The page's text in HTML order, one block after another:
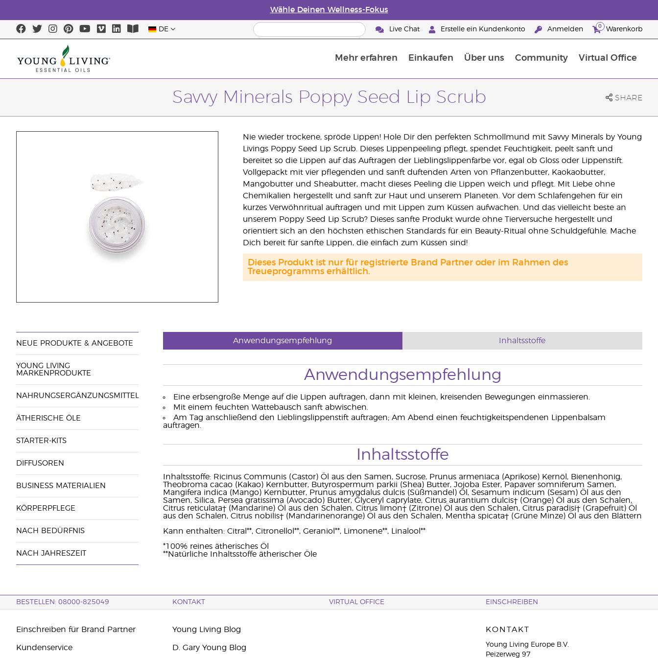
Wähle Deinen Wellness-Fokus
DE Live Chat Erstelle ein Kundenkonto Anmelden 0 Warenkorb
Mehr erfahren Einkaufen Über uns Community Virtual Office
Savvy Minerals Poppy Seed Lip Scrub SHARE
Nie wieder trockene, spröde Lippen! Hole Dir den perfekten Schmollmund mit Savvy Minerals by Young
Livings Poppy Seed Lip Scrub. Dieses Lippenpeeling pflegt, spendet Feuchtigkeit, peelt sanft und
bereitet so die Lippen auf das Auftragen der Lieblingslippenfarbe vor, egal ob Gloss oder Lippenstift.
Vollgepackt mit vier pflegenden und sanft duftenden Arten von Pflanzenbutter, Kaokaobutter,
Mangobutter und Sheabutter, macht dieses Peeling die Lippen weich und pflegt. Mit Liebe ohne
Chemikalien hergestellt und sanft zur Haut und unserem Planeten. Vor dem Schlafengehen für ein
kurzes Verwöhnritual auftragen und mit Lippen zum Küssen aufwachen. Und das vielleicht beste an
unserem Poppy Seed Lip Scrub? Dieses sanfte Produkt wurde ohne Tierversuche hergestellt und
orientiert sich an den höchsten ethischen Standards für ein Beauty-Ritual ohne Schuldgefühle. Mache
Dich bereit für sanfte Lippen, die einfach zum Küssen sind!
Dieses Produkt ist nur für registrierte Brand Partner oder im Rahmen des
Treueprogramms erhältlich.
NEUE PRODUKTE & ANGEBOTE
YOUNG LIVING
MARKENPRODUKTE
NAHRUNGSERGÄNZUNGSMITTEL
ÄTHERISCHE ÖLE
STARTER-KITS
DIFFUSOREN
BUSINESS MATERIALIEN
KÖRPERPFLEGE
NACH BEDÜRFNIS
NACH JAHRESZEIT
Anwendungsempfehlung Inhaltsstoffe
Anwendungsempfehlung
Eine erbsengroße Menge auf die Lippen auftragen, dann mit kleinen, kreisenden Bewegungen einmassieren.
Mit einem feuchten Wattebausch sanft abwischen.
Am Tag anschließend den Lieblingslippenstift auftragen; Am Abend einen feuchtigkeitspendenen Lippenbalsam
auftragen.
Inhaltsstoffe
Inhaltsstoffe: Ricinus Communis (Castor) Öl aus den Samen, Sucrose, Prunus armeniaca (Aprikose) Kernöl, Bienenhonig,
Theobroma cacao (Kakao) Kernbutter, Butyrospermum parkii (Shea) Butter, Jojoba Ester, Papaver somniferum Samen,
Mangifera indica (Mango) Kernbutter, Prunus amygdalus dulcis (Süßmandel) Öl, Sesamum indicum (Sesam) Öl aus den
Samen, Silica, Persea gratissima (Avocado) Butter, Glyceryl caprylate, Citrus aurantium dulcis† (Orange) Öl aus den Schalen,
Citrus reticulata† (Mandarine) Öl aus den Schalen, Citrus limon† (Zitrone) Öl aus den Schalen, Citrus paradisi† (Grapefruit) Öl
aus den Schalen, Citrus nobilis† (Mandarinenorange) Öl aus den Schalen, Mentha spicata† (Grüne Minze) Öl aus den Blättern
Kann enthalten: Citral**, Citronellol**, Geraniol**, Limonene**, Linalool**
*100% reines ätherisches Öl
**Natürliche Inhaltsstoffe ätherischer Öle
BESTELLEN: 08000-825049 KONTAKT VIRTUAL OFFICE EINSCHREIBEN
Einschreiben für Brand Partner
Kundenservice
Young Living Blog
D. Gary Young Blog
KONTAKT
Young Living Europe B.V.
Peizerweg 97